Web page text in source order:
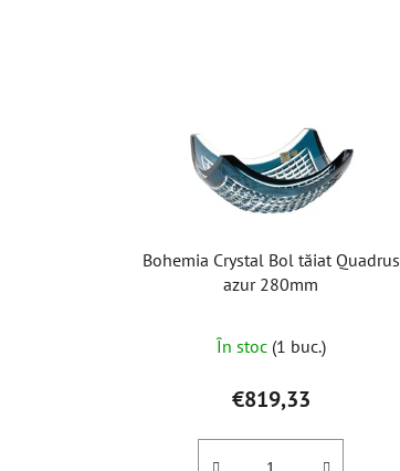
Bohemia Crystal Bol tăiat Quadrus
azur 280mm
În stoc (1 buc.)
€819,33